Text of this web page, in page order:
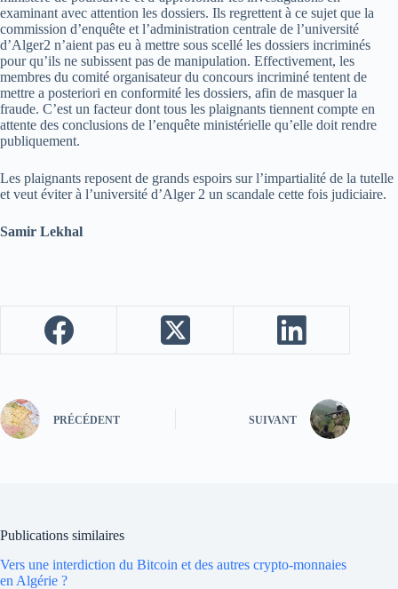
examinant avec attention les dossiers. Ils regrettent à ce sujet que la
commission d’enquête et l’administration centrale de l’université
d’Alger2 n’aient pas eu à mettre sous scellé les dossiers incriminés
pour qu’ils ne subissent pas de manipulation. Effectivement, les
membres du comité organisateur du concours incriminé tentent de
mettre a posteriori en conformité les dossiers, afin de masquer la
fraude. C’est un facteur dont tous les plaignants tiennent compte en
attente des conclusions de l’enquête ministérielle qu’elle doit rendre
publiquement.
Les plaignants reposent de grands espoirs sur l’impartialité de la tutelle
et veut éviter à l’université d’Alger 2 un scandale cette fois judiciaire.
Samir Lekhal
PRÉCÉDENT SUIVANT
Publications similaires
Vers une interdiction du Bitcoin et des autres crypto-monnaies
en Algérie ?